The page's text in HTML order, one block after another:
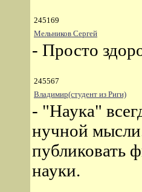
245169
Мельников Сергей
- Просто
245567
Владимир(студент из Риги)
- "Наука"
нучной
публиковать
науки.